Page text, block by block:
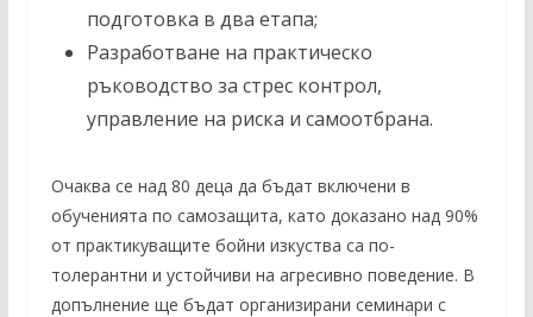
подготовка в два етапа;
Разработване на практическо
ръководство за стрес контрол,
управление на риска и самоотбрана.
Очаква се над 80 деца да бъдат включени в
обученията по самозащита, като доказано над 90%
от практикуващите бойни изкуства са по-
толерантни и устойчиви на агресивно поведение. В
допълнение ще бъдат организирани семинари с